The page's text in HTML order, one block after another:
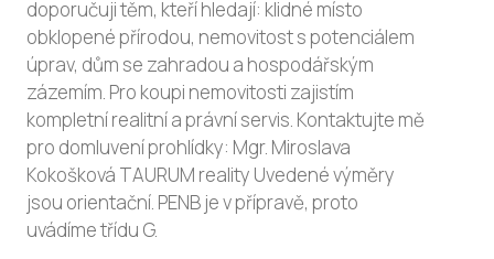
doporučuji těm, kteří hledají: klidné místo
obklopené přírodou, nemovitost s potenciálem
úprav, dům se zahradou a hospodářským
zázemím. Pro koupi nemovitosti zajistím
kompletní realitní a právní servis. Kontaktujte mě
pro domluvení prohlídky: Mgr. Miroslava
Kokošková TAURUM reality Uvedené výměry
jsou orientační. PENB je v přípravě, proto
uvádíme třídu G.